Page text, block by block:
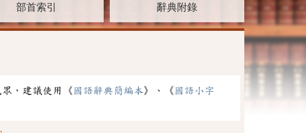
部首索引 辭典附錄
，建議使用《 國語辭典簡編本》、《 國語小字